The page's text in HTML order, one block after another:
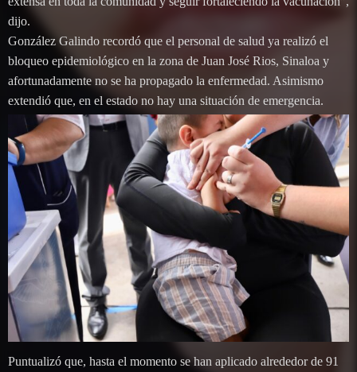
dijo.
González Galindo recordó que el personal de salud ya realizó el
bloqueo epidemiológico en la zona de Juan José Rios, Sinaloa y
afortunadamente no se ha propagado la enfermedad. Asimismo
extendió que, en el estado no hay una situación de emergencia.
Puntualizó que, hasta el momento se han aplicado alrededor de 91